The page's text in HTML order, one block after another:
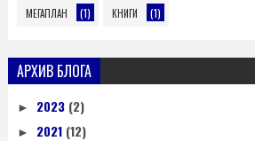
МЕГАПЛАН (1) КНИГИ (1)
АРХИВ БЛОГА
► 2023 (2)
► 2021 (12)